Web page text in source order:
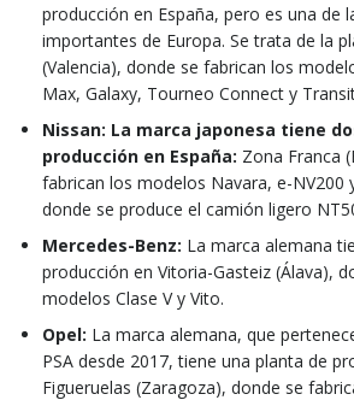
producción en España, pero es una de
importantes de Europa. Se trata de la
(Valencia), donde se fabrican los
Max, Galaxy, Tourneo Connect y
Nissan: La marca japonesa tiene
producción en España: Zona Franca
fabrican los modelos Navara, e-NV200
donde se produce el camión ligero
Mercedes-Benz: La marca alemana
producción en Vitoria-Gasteiz (Álava),
modelos Clase V y Vito.
Opel: La marca alemana, que
PSA desde 2017, tiene una planta de
Figueruelas (Zaragoza), donde se